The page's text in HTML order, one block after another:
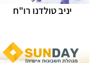
יניב טולדנו רו"ח